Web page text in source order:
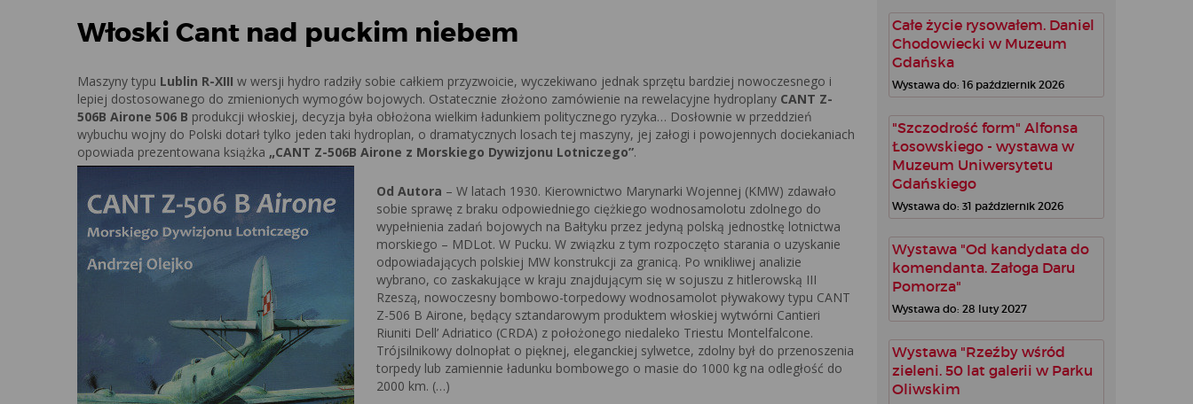
Włoski Cant nad puckim niebem
Maszyny typu Lublin R-XIII w wersji hydro radziły sobie całkiem przyzwoicie, wyczekiwano jednak sprzętu bardziej nowoczesnego i
lepiej dostosowanego do zmienionych wymogów bojowych. Ostatecznie złożono zamówienie na rewelacyjne hydroplany CANT Z-
506B Airone 506 B produkcji włoskiej, decyzja była obłożona wielkim ładunkiem politycznego ryzyka… Dosłownie w przeddzień
wybuchu wojny do Polski dotarł tylko jeden taki hydroplan, o dramatycznych losach tej maszyny, jej załogi i powojennych dociekaniach
opowiada prezentowana książka „CANT Z-506B Airone z Morskiego Dywizjonu Lotniczego”.
Od Autora – W latach 1930. Kierownictwo Marynarki Wojennej (KMW) zdawało
sobie sprawę z braku odpowiedniego ciężkiego wodnosamolotu zdolnego do
wypełnienia zadań bojowych na Bałtyku przez jedyną polską jednostkę lotnictwa
morskiego – MDLot. W Pucku. W związku z tym rozpoczęto starania o uzyskanie
odpowiadających polskiej MW konstrukcji za granicą. Po wnikliwej analizie
wybrano, co zaskakujące w kraju znajdującym się w sojuszu z hitlerowską III
Rzeszą, nowoczesny bombowo-torpedowy wodnosamolot pływakowy typu CANT
Z-506 B Airone, będący sztandarowym produktem włoskiej wytwórni Cantieri
Riuniti Dell’ Adriatico (CRDA) z położonego niedaleko Triestu Montelfalcone.
Trójsilnikowy dolnopłat o pięknej, eleganckiej sylwetce, zdolny był do przenoszenia
torpedy lub zamiennie ładunku bombowego o masie do 1000 kg na odległość do
2000 km. (…)
Całe życie rysowałem. Daniel
Chodowiecki w Muzeum
Gdańska
Wystawa do: 16 październik 2026
"Szczodrość form" Alfonsa
Łosowskiego - wystawa w
Muzeum Uniwersytetu
Gdańskiego
Wystawa do: 31 październik 2026
Wystawa "Od kandydata do
komendanta. Załoga Daru
Pomorza"
Wystawa do: 28 luty 2027
Wystawa "Rzeźby wśród
zieleni. 50 lat galerii w Parku
Oliwskim